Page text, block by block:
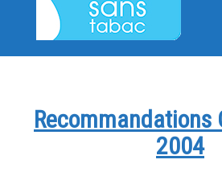
Recommandations
2004